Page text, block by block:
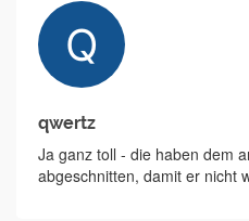
qwertz
Ja ganz toll - die haben dem
abgeschnitten, damit er nicht